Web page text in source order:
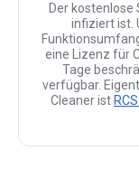
Der kostenlose
infiziert ist.
eine Lizenz für
Tage
verfügbar.
Cleaner ist